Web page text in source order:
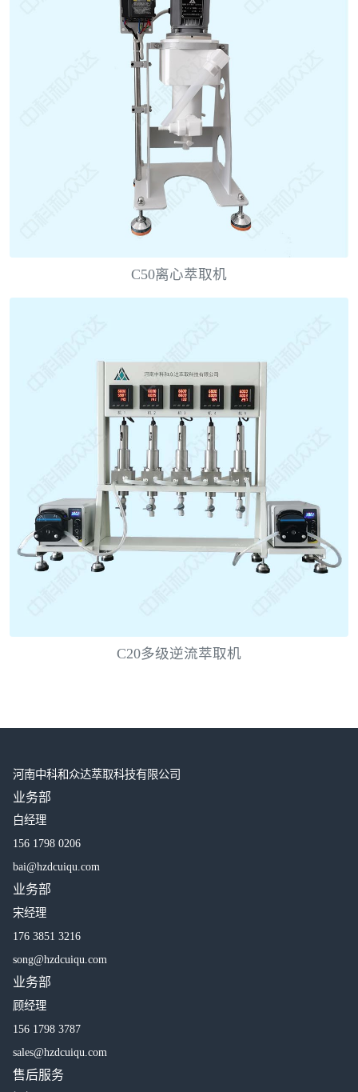
C50离心萃取机
C20多级逆流萃取机
河南中科和众达萃取科技有限公司
业务部
白经理
156 1798 0206
bai@hzdcuiqu.com
业务部
宋经理
176 3851 3216
song@hzdcuiqu.com
业务部
顾经理
156 1798 3787
sales@hzdcuiqu.com
售后服务